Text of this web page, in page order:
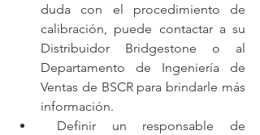
duda con el procedimiento de
calibración, puede contactar a su
Distribuidor Bridgestone o al
Departamento de Ingeniería de
Ventas de BSCR para brindarle más
información.